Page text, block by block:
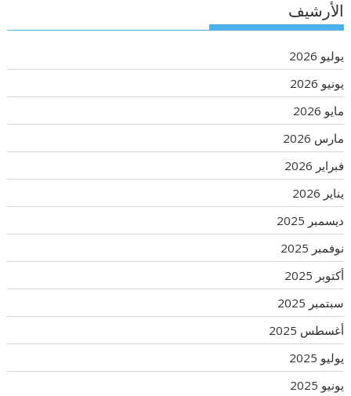
الأرشيف
يوليو 2026
يونيو 2026
مايو 2026
مارس 2026
فبراير 2026
يناير 2026
ديسمبر 2025
نوفمبر 2025
أكتوبر 2025
سبتمبر 2025
أغسطس 2025
يوليو 2025
يونيو 2025